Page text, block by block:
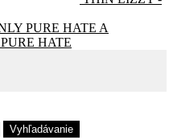
A
HATE
Vyhľadávanie